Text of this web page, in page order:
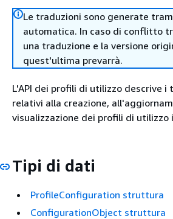
Le traduzioni sono generate
automatica. In caso di conflitto
una traduzione e la versione
quest'ultima prevarrà.
L'API dei profili di utilizzo descrive i
relativi alla creazione,
visualizzazione dei profili di utilizzo
Tipi di dati
ProfileConfiguration struttura
ConfigurationObject struttura